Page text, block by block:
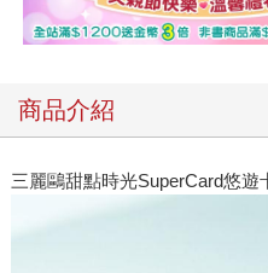
商品介紹
三麗鷗甜點時光SuperCard悠遊